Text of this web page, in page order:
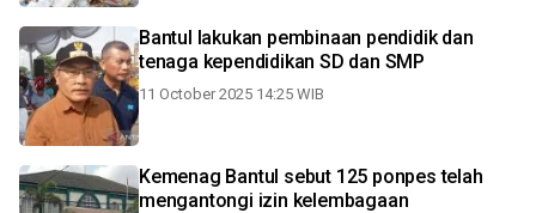
Bantul lakukan pembinaan pendidik dan
tenaga kependidikan SD dan SMP
11 October 2025 14:25 WIB
Kemenag Bantul sebut 125 ponpes telah
mengantongi izin kelembagaan